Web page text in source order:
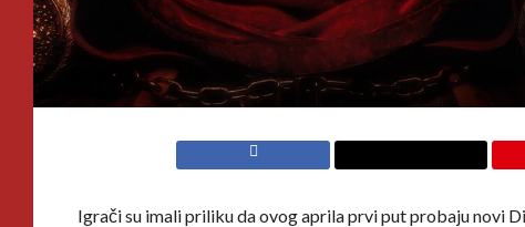
Igrači su imali priliku da ovog aprila prvi put probaju novi